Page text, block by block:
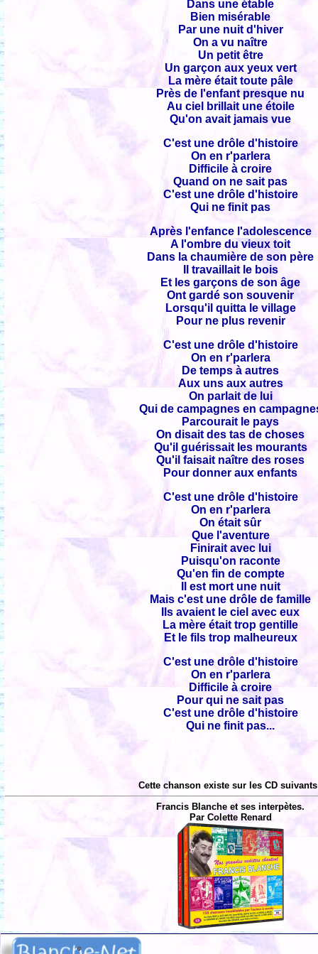
Dans une étable
Bien misérable
Par une nuit d'hiver
On a vu naître
Un petit être
Un garçon aux yeux vert
La mère était toute pâle
Près de l'enfant presque nu
Au ciel brillait une étoile
Qu'on avait jamais vue
C'est une drôle d'histoire
On en r'parlera
Difficile à croire
Quand on ne sait pas
C'est une drôle d'histoire
Qui ne finit pas
Après l'enfance l'adolescence
A l'ombre du vieux toit
Dans la chaumière de son père
Il travaillait le bois
Et les garçons de son âge
Ont gardé son souvenir
Lorsqu'il quitta le village
Pour ne plus revenir
C'est une drôle d'histoire
On en r'parlera
De temps à autres
Aux uns aux autres
On parlait de lui
Qui de campagnes en
Parcourait le pays
On disait des tas de choses
Qu'il guérissait les mourants
Qu'il faisait naître des roses
Pour donner aux enfants
C'est une drôle d'histoire
On en r'parlera
On était sûr
Que l'aventure
Finirait avec lui
Puisqu'on raconte
Qu'en fin de compte
Il est mort une nuit
Mais c'est une drôle de famille
Ils avaient le ciel avec eux
La mère était trop gentille
Et le fils trop malheureux
C'est une drôle d'histoire
On en r'parlera
Difficile à croire
Pour qui ne sait pas
C'est une drôle d'histoire
Qui ne finit pas...
Cette chanson existe sur les CD
Francis Blanche et ses interpètes.
Par Colette Renard